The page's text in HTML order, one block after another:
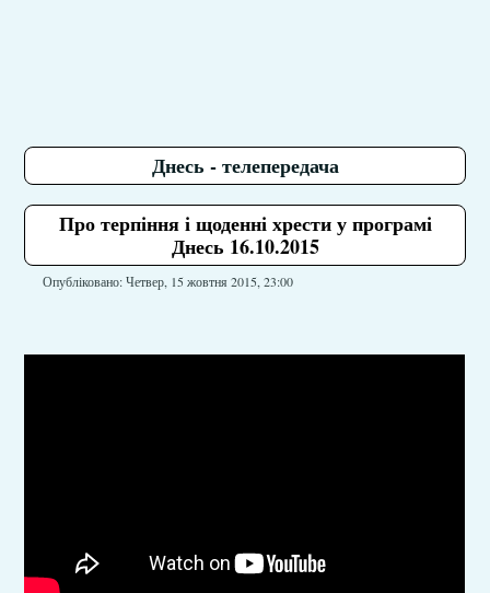
Днесь - телепередача
Про терпіння і щоденні хрести у програмі
Днесь 16.10.2015
Опубліковано: Четвер, 15 жовтня 2015, 23:00